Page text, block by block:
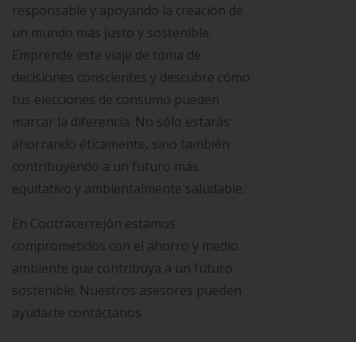
responsable y apoyando la creación de
un mundo más justo y sostenible.
Emprende este viaje de toma de
decisiones conscientes y descubre cómo
tus elecciones de consumo pueden
marcar la diferencia. No sólo estarás
ahorrando éticamente, sino también
contribuyendo a un futuro más
equitativo y ambientalmente saludable.
En Cootracerrejón estamos
comprometidos con el ahorro y medio
ambiente que contribuya a un futuro
sostenible. Nuestros asesores pueden
ayudarte contáctanos